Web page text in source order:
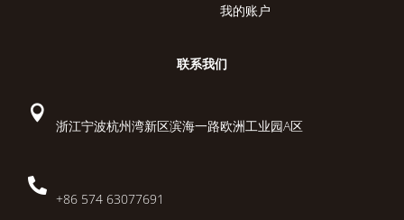
我的账户
联系我们

浙江宁波杭州湾新区滨海一路欧洲工业园A区

+86 574 63077691